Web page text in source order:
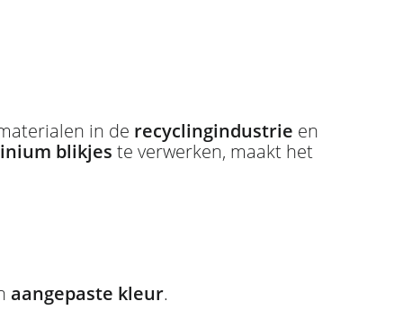
in de recyclingindustrie en
blikjes te verwerken, maakt het
aangepaste kleur.